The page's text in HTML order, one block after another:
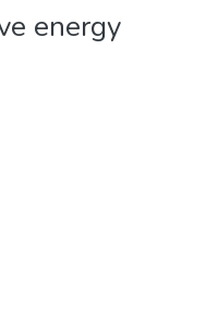
energy